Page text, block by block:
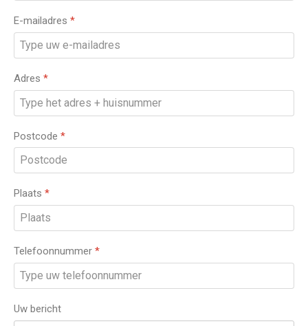
E-mailadres *
Adres *
Postcode *
Plaats *
Telefoonnummer *
Uw bericht